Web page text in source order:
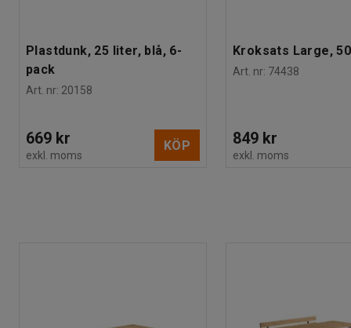
Plastdunk, 25 liter, blå, 6-
pack
Art. nr: 20158
669 kr
exkl. moms
KÖP
Kroksats Large,
Art. nr: 74438
849 kr
exkl. moms